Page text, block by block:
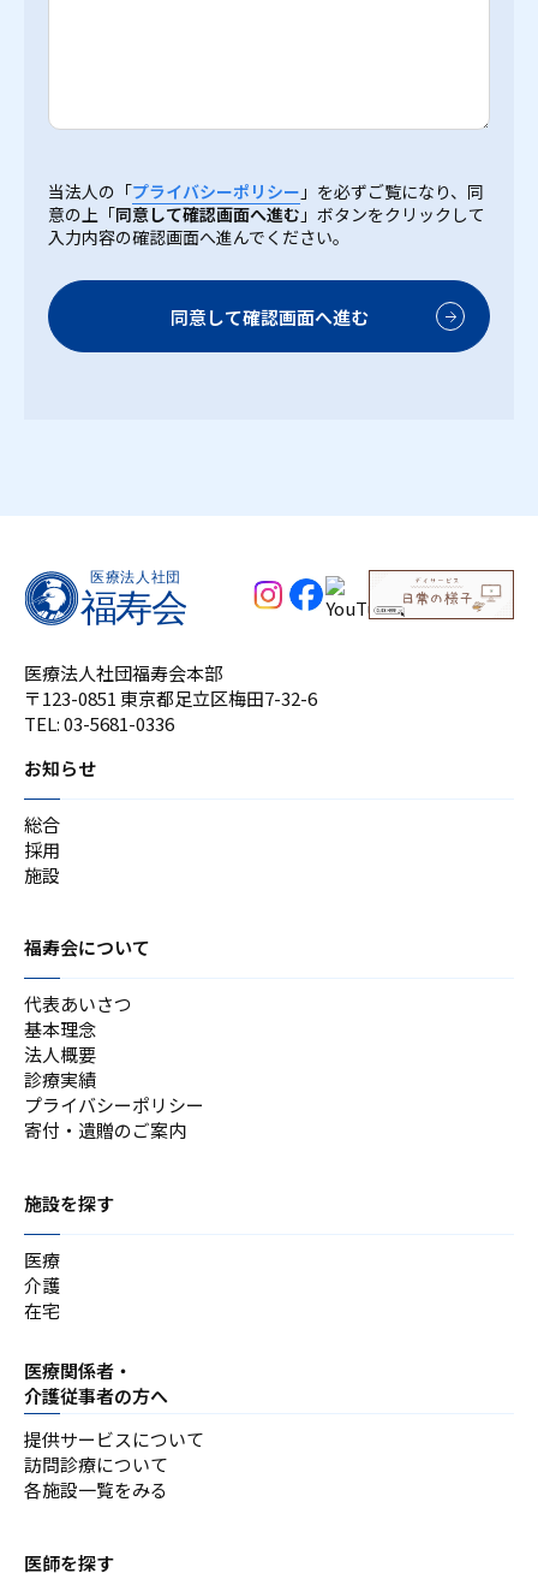
当法人の「プライバシーポリシー 」を必ずご覧になり、同
意の上「同意して確認画面へ進む 」ボタンをクリックして
入力内容の確認画面へ進んでください。
医療法人社団福寿会本部
〒123-0851 東京都足立区梅田7-32-6
TEL:03-5681-0336
お知らせ
総合
採用
施設
福寿会について
代表あいさつ
基本理念
法人概要
診療実績
プライバシーポリシー
寄付・遺贈のご案内
施設を探す
医療
介護
在宅
医療関係者・
介護従事者の方へ
提供サービスについて
訪問診療について
各施設一覧をみる
医師を探す